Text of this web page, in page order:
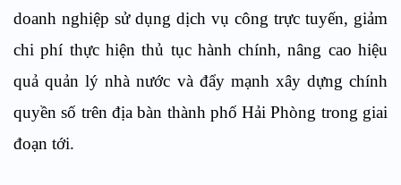
doanh nghiệp sử dụng dịch vụ công trực tuyến, giảm
chi phí thực hiện thủ tục hành chính, nâng cao hiệu
quả quản lý nhà nước và đẩy mạnh xây dựng chính
quyền số trên địa bàn thành phố Hải Phòng trong giai
đoạn tới.